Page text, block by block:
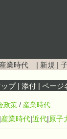
業時代 新規
プ| 添付 ページ
政策 / 産業時代
産業時代 近代 原子